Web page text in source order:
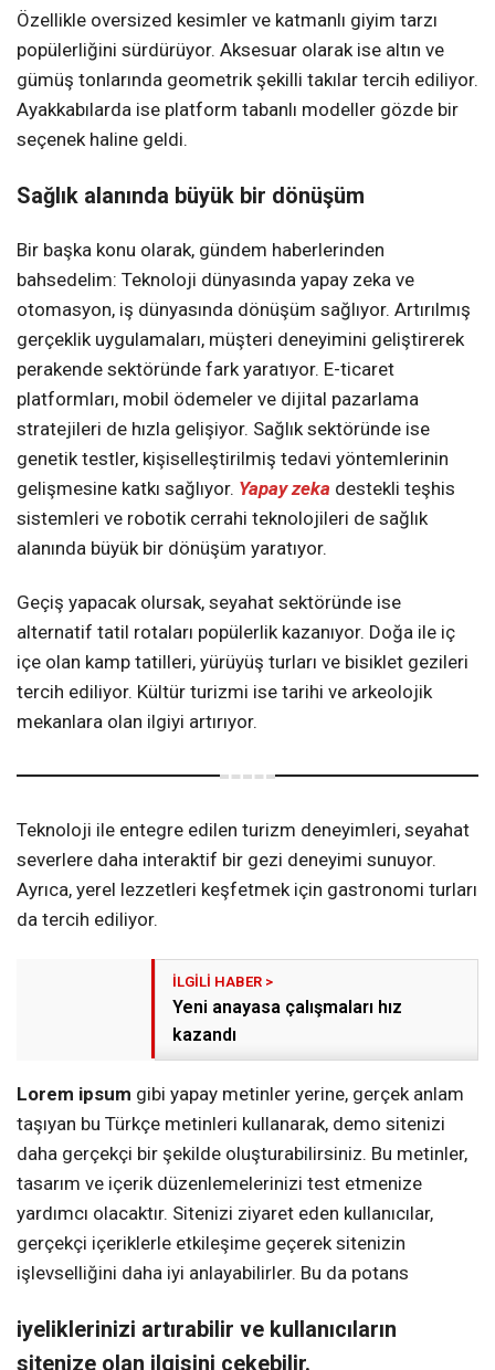
Özellikle oversized kesimler ve katmanlı giyim tarzı
popülerliğini sürdürüyor. Aksesuar olarak ise altın ve
gümüş tonlarında geometrik şekilli takılar tercih ediliyor.
Ayakkabılarda ise platform tabanlı modeller gözde bir
seçenek haline geldi.
Sağlık alanında büyük bir dönüşüm
Bir başka konu olarak, gündem haberlerinden
bahsedelim: Teknoloji dünyasında yapay zeka ve
otomasyon, iş dünyasında dönüşüm sağlıyor. Artırılmış
gerçeklik uygulamaları, müşteri deneyimini geliştirerek
perakende sektöründe fark yaratıyor. E-ticaret
platformları, mobil ödemeler ve dijital pazarlama
stratejileri de hızla gelişiyor. Sağlık sektöründe ise
genetik testler, kişiselleştirilmiş tedavi yöntemlerinin
gelişmesine katkı sağlıyor. Yapay zeka destekli teşhis
sistemleri ve robotik cerrahi teknolojileri de sağlık
alanında büyük bir dönüşüm yaratıyor.
Geçiş yapacak olursak, seyahat sektöründe ise
alternatif tatil rotaları popülerlik kazanıyor. Doğa ile iç
içe olan kamp tatilleri, yürüyüş turları ve bisiklet gezileri
tercih ediliyor. Kültür turizmi ise tarihi ve arkeolojik
mekanlara olan ilgiyi artırıyor.
Teknoloji ile entegre edilen turizm deneyimleri, seyahat
severlere daha interaktif bir gezi deneyimi sunuyor.
Ayrıca, yerel lezzetleri keşfetmek için gastronomi turları
da tercih ediliyor.
Yeni anayasa çalışmaları hız
kazandı
Lorem ipsum gibi yapay metinler yerine, gerçek anlam
taşıyan bu Türkçe metinleri kullanarak, demo sitenizi
daha gerçekçi bir şekilde oluşturabilirsiniz. Bu metinler,
tasarım ve içerik düzenlemelerinizi test etmenize
yardımcı olacaktır. Sitenizi ziyaret eden kullanıcılar,
gerçekçi içeriklerle etkileşime geçerek sitenizin
işlevselliğini daha iyi anlayabilirler. Bu da potans
iyeliklerinizi artırabilir ve kullanıcıların
sitenize olan ilgisini çekebilir.